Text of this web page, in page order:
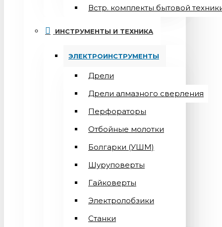
Встр. комплекты бытовой
ИНСТРУМЕНТЫ И ТЕХНИКА
ЭЛЕКТРОИНСТРУМЕНТЫ
Дрели
Дрели алмазного сверления
Перфораторы
Отбойные молотки
Болгарки (УШМ)
Шуруповерты
Гайковерты
Электролобзики
Станки